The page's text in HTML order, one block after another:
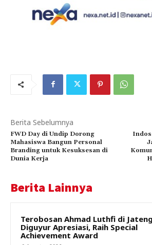
Berita Sebelumnya
FWD Day di Undip Dorong
Mahasiswa Bangun Personal
Branding untuk Kesuksesan di
Dunia Kerja
Berita Lainnya
Terobosan Ahmad Luthfi di Jateng
Diguyur Apresiasi, Raih Special
Achievement Award